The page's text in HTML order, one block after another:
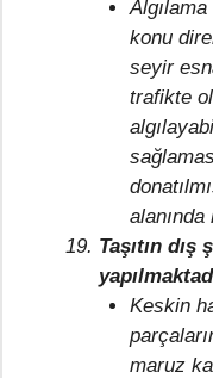
konu
seyir
trafikte
Taşıtın
Keskin
maruz